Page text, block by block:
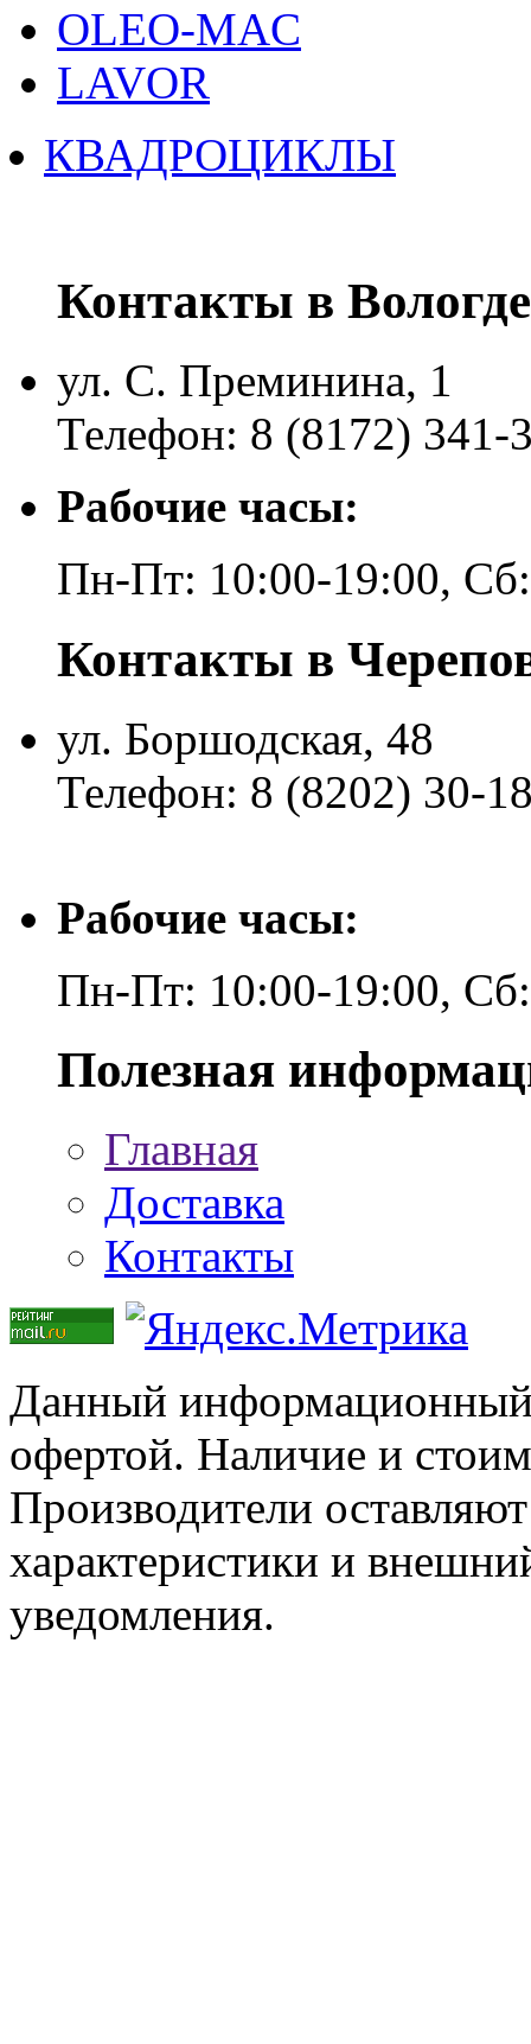
OLEO-MAC
LAVOR
КВАДРОЦИКЛЫ
Контакты в Вологде
ул. С. Преминина, 1
Телефон: 8 (8172) 341-
Рабочие часы:
Пн-Пт: 10:00-19:00,
Контакты в
ул. Боршодская, 48
Телефон: 8 (8202) 30-
Рабочие часы:
Пн-Пт: 10:00-19:00,
Полезная
Главная
Доставка
Контакты
Данный информационный
офертой. Наличие и
Производители
характеристики и
уведомления.